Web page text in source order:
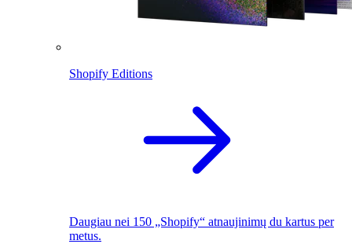
Shopify Editions
Daugiau nei 150 „Shopify“ atnaujinimų du kartus per
metus.